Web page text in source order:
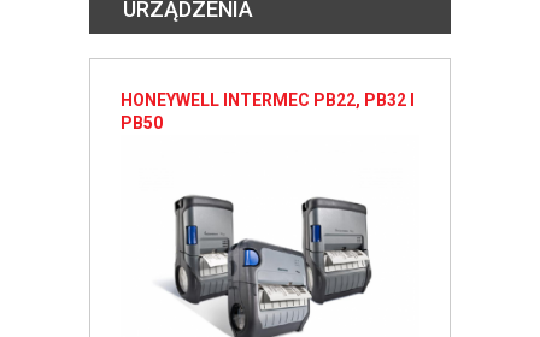
URZĄDZENIA
HONEYWELL INTERMEC PB22, PB32 I
PB50